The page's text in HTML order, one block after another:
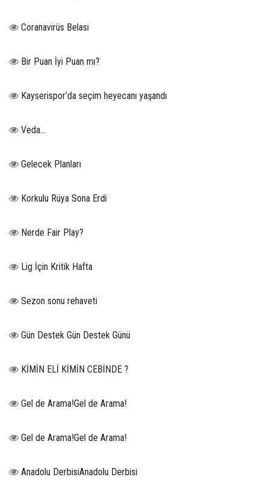
Coranavirüs Belası
Bir Puan İyi Puan mı?
Kayserispor’da seçim heyecanı yaşandı
Veda…
Gelecek Planları
Korkulu Rüya Sona Erdi
Nerde Fair Play?
Lig İçin Kritik Hafta
Sezon sonu rehaveti
Gün Destek Gün Destek Günü
KİMİN ELİ KİMİN CEBİNDE ?
Gel de Arama!Gel de Arama!
Gel de Arama!Gel de Arama!
Anadolu DerbisiAnadolu Derbisi